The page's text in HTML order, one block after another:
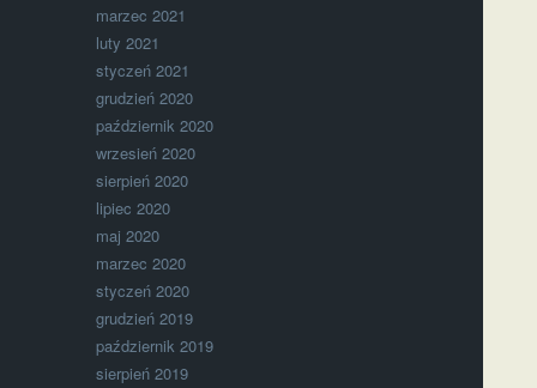
marzec 2021
luty 2021
styczeń 2021
grudzień 2020
październik 2020
wrzesień 2020
sierpień 2020
lipiec 2020
maj 2020
marzec 2020
styczeń 2020
grudzień 2019
październik 2019
sierpień 2019